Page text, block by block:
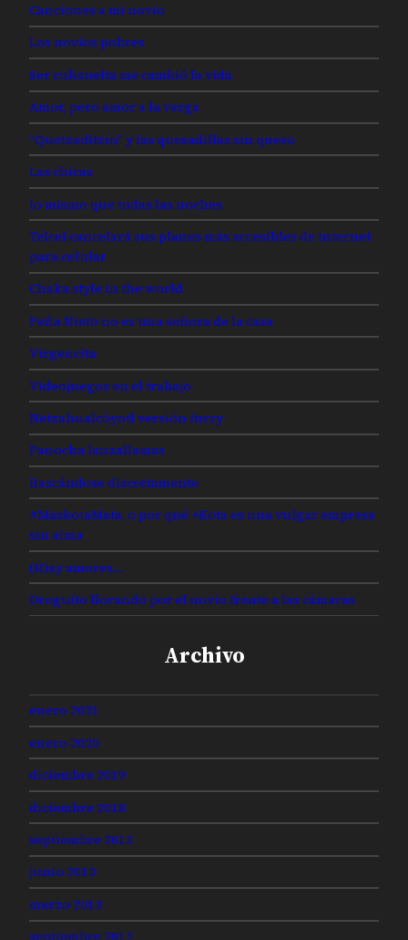
Canciones a mi novio
Los novios pobres
Ser culisuelta me cambió la vida
Amor, pero amor a la verga
“Quetzaditzin” y las quesadillas sin queso
Las chicas
lo mismo que todas las noches
Telcel cancelará sus planes más accesibles de internet
para celular
Chaka style in the world
Peña Nieto no es una señora de la casa
Virgencita
Videojuegos en el trabajo
Netzahualcóyotl versión furry
Panocha lanzallamas
Rascándose discretamente
#MaskotaMata, o por qué +Kota es una vulgar empresa
sin alma
(H)ay amores…
Droguito llorando por el novio frente a las cámaras
Archivo
enero 2021
enero 2020
diciembre 2019
diciembre 2018
septiembre 2013
junio 2013
marzo 2013